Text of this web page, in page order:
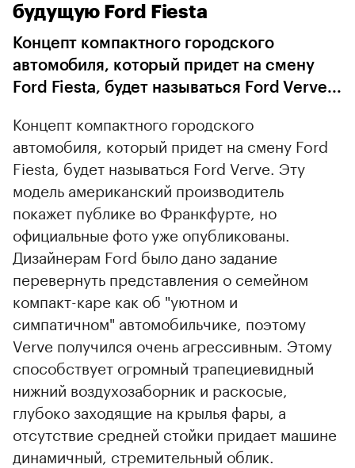
будущую Ford Fiesta
Концепт компактного городского
автомобиля, который придет на смену
Ford Fiesta, будет называться Ford Verve...
Концепт компактного городского
автомобиля, который придет на смену Ford
Fiesta, будет называться Ford Verve. Эту
модель американский производитель
покажет публике во Франкфурте, но
официальные фото уже опубликованы.
Дизайнерам Ford было дано задание
перевернуть представления о семейном
компакт-каре как об "уютном и
симпатичном" автомобильчике, поэтому
Verve получился очень агрессивным. Этому
способствует огромный трапециевидный
нижний воздухозаборник и раскосые,
глубоко заходящие на крылья фары, а
отсутствие средней стойки придает машине
динамичный, стремительный облик.